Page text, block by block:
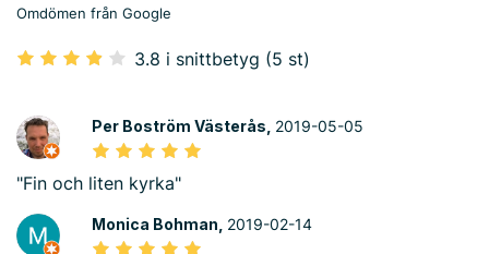
Omdömen från Google
3.8 i snittbetyg (5 st)
Per Boström Västerås, 2019-05-05
"Fin och liten kyrka"
Monica Bohman, 2019-02-14